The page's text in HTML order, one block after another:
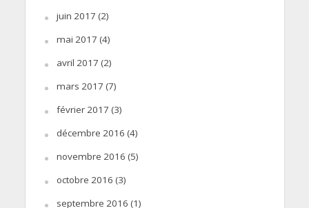
juin 2017 (2)
mai 2017 (4)
avril 2017 (2)
mars 2017 (7)
février 2017 (3)
décembre 2016 (4)
novembre 2016 (5)
octobre 2016 (3)
septembre 2016 (1)